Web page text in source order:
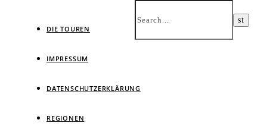
DIE TOUREN
IMPRESSUM
DATENSCHUTZERKLÄRUNG
REGIONEN